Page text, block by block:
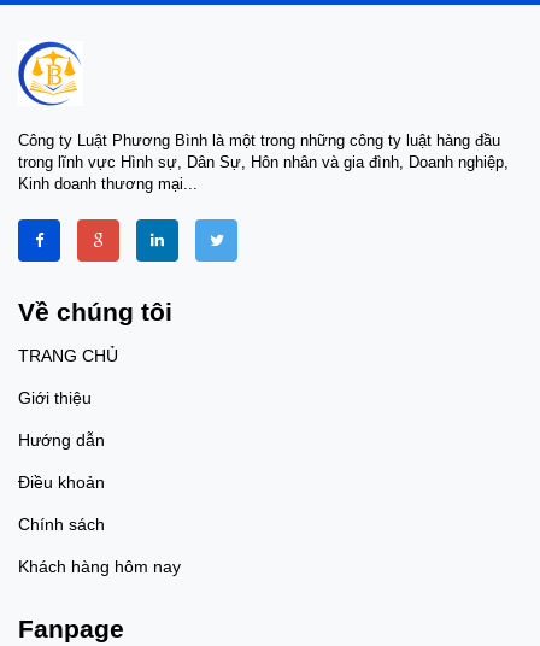
Công ty Luật Phương Bình là một trong những công ty luật hàng đầu
trong lĩnh vực Hình sự, Dân Sự, Hôn nhân và gia đình, Doanh nghiệp,
Kinh doanh thương mại...
Về chúng tôi
TRANG CHỦ
Giới thiệu
Hướng dẫn
Điều khoản
Chính sách
Khách hàng hôm nay
Fanpage